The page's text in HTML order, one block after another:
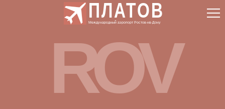
ПЛАТОВ
Международный аэропорт Ростов-нв-Дону
ROV